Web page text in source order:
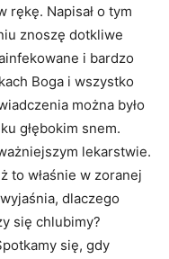
rękę. Napisał o tym
znoszę dotkliwe
i bardzo
Boga i wszystko
można było
głębokim snem.
lekarstwie.
to właśnie w zoranej
dlaczego
się chlubimy?
się, gdy